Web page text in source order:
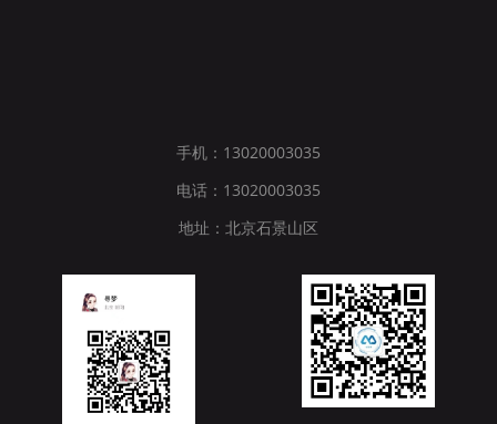
手机：13020003035
电话：13020003035
地址：北京石景山区